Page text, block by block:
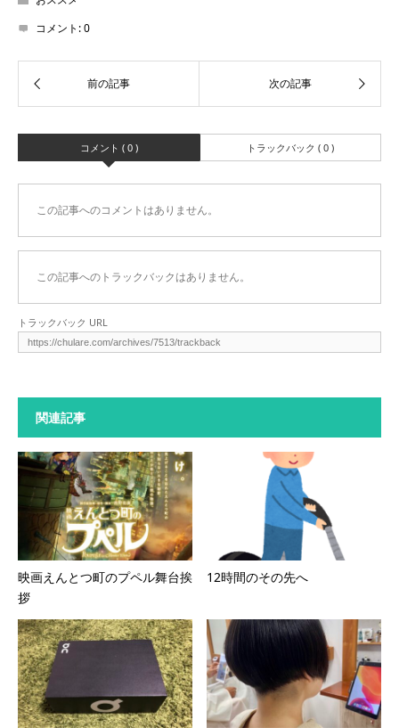
コメント:0
コメント ( 0 ) トラックバック ( 0 )
この記事へのコメントはありません。
この記事へのトラックバックはありません。
トラックバック URL
関連記事
映画えんとつ町のプペル舞台挨
拶
12時間のその先へ